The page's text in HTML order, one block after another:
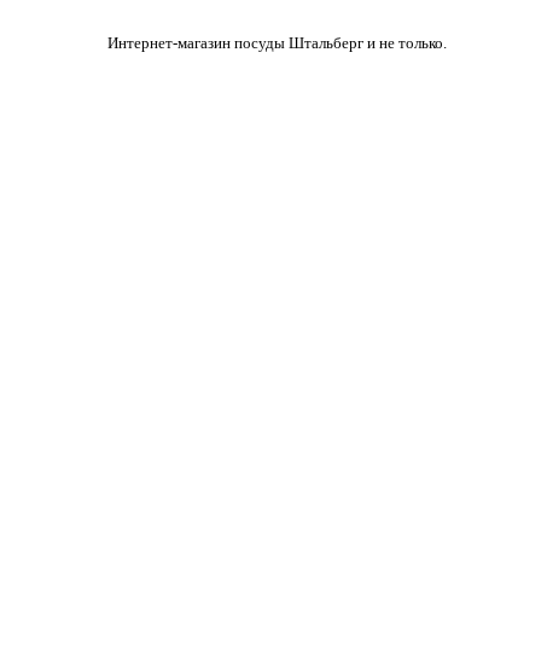
Интернет-магазин посуды Штальберг и не только.